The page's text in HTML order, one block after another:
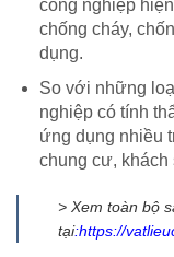
công nghiệp
chống cháy,
dụng.
So với những
nghiệp có tính
ứng dụng nhiều
chung cư,
> Xem toàn bộ
tại:https://